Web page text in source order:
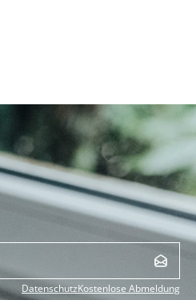
DatenschutzKostenlose Abmeldung